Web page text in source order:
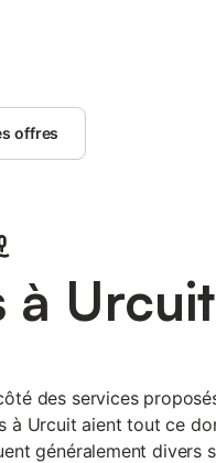
offres
à Urcuit
des services
à Urcuit aient tout ce
généralement divers